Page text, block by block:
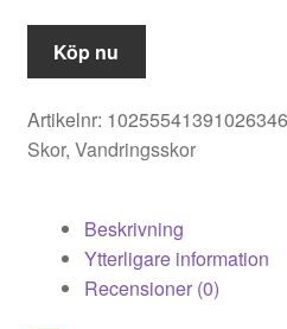
Köp nu
Artikelnr:
Skor, Vandringsskor
Beskrivning
Ytterligare information
Recensioner (0)